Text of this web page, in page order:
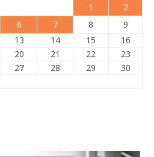
1
2
6 7 8
9
13 14 15
16
20 21 22
23
27 28 29
30